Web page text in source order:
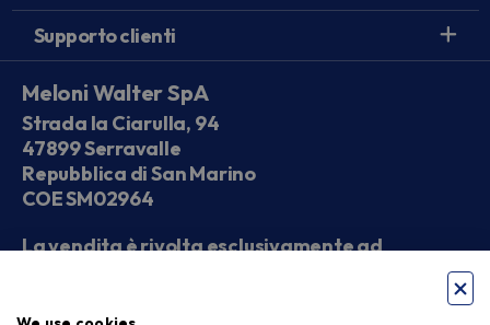
Supporto clienti
Meloni Walter SpA
Strada la Ciarulla, 94
47899 Serravalle
Repubblica di San Marino
COE SM02964
La vendita è rivolta esclusivamente ad